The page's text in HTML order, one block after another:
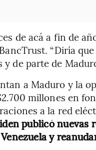
de acá a fin de
“Diría
de parte de
a Maduro y la
millones en
a la red
publicó nuevas
y